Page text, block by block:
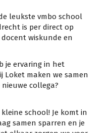
leukste vmbo school
is per direct op
wiskunde en
je ervaring in het
Loket maken we samen
collega?
school! Je komt in
samen sparren en je